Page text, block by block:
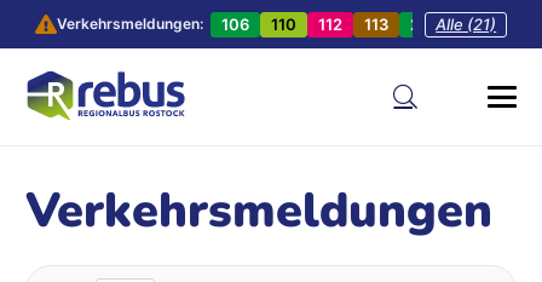
Verkehrsmeldungen: 106 110 112 113 201 202
Alle (21)
Verkehrsmeldungen